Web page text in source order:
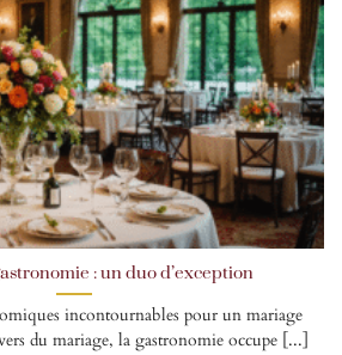
: un duo d’exception
incontournables pour un mariage
du mariage, la gastronomie occupe [...]